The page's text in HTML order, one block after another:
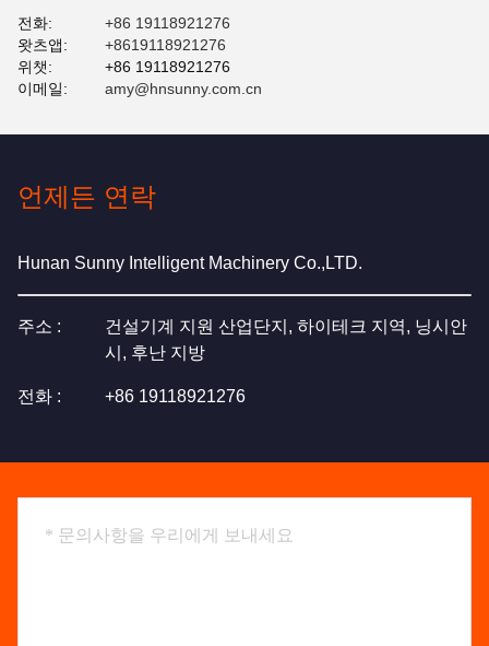
전화:
+86 19118921276
왓츠앱:
+8619118921276
위챗:
+86 19118921276
이메일:
amy@hnsunny.com.cn
언제든 연락
Hunan Sunny Intelligent Machinery Co.,LTD.
주소 :
건설기계 지원 산업단지, 하이테크 지역, 닝시안
시, 후난 지방
전화 : +86 19118921276